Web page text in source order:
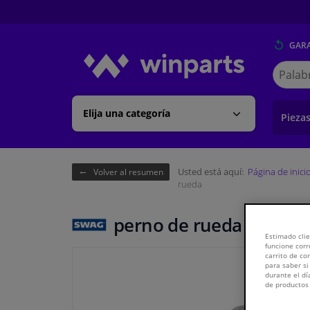
Elija una categoría
Buscar
en
Volver al resumen Usted está aquí: Página de inicio
rueda
perno de rueda
Estimado
funcione
carrito de
para saber
durante el
de